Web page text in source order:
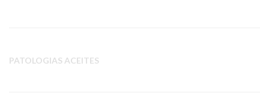
PATOLOGIAS ACEITES